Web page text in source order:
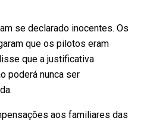
se declarado inocentes. Os
que os pilotos eram
que a justificativa
poderá nunca ser
aos familiares das